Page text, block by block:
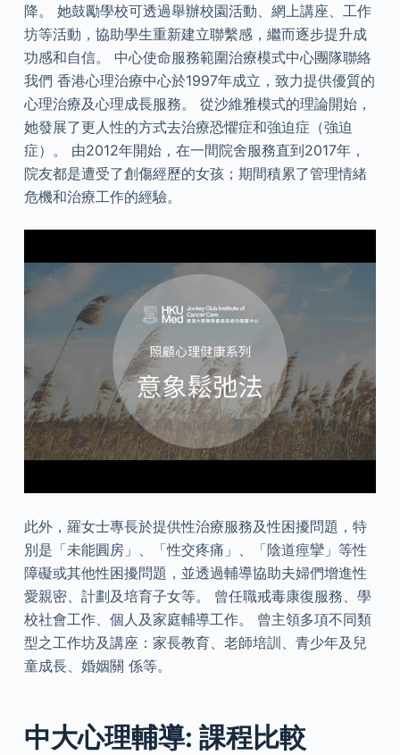
降。 她鼓勵學校可透過舉辦校園活動、網上講座、工作
坊等活動，協助學生重新建立聯繫感，繼而逐步提升成
功感和自信。 中心使命服務範圍治療模式中心團隊聯絡
我們 ­香港心理治療中心於1997年成立，致力提供優質的
心理治療及心理成長服務。 從沙維雅模式的理論開始，
她發展了更人性的方式去治療恐懼症和強迫症（強迫
症）。 由2012年開始，在一間院舍服務直到2017年，
院友都是遭受了創傷經歷的女孩；期間積累了管理情緒
危機和治療工作的經驗。
此外，羅女士專長於提供性治療服務及性困擾問題，特
別是「未能圓房」、「性交疼痛」、「陰道痙攣」等性
障礙或其他性困擾問題，並透過輔導協助夫婦們增進性
愛親密、計劃及培育子女等。 曾任職戒毒康復服務、學
校社會工作、個人及家庭輔導工作。 曾主領多項不同類
型之工作坊及講座：家長教育、老師培訓、青少年及兒
童成長、婚姻關 係等。
中大心理輔導: 課程比較